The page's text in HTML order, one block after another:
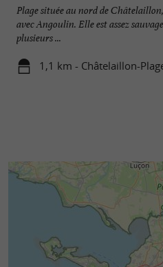
Plage située au nord de
avec Angoulin. Elle est assez
plusieurs ...
1,1 km - Châtelaillon-